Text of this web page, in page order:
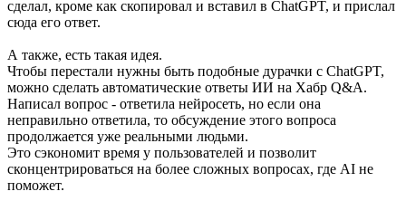
сделал, кроме как скопировал и вставил в ChatGPT, и прислал
сюда его ответ.
А также, есть такая идея.
Чтобы перестали нужны быть подобные дурачки с ChatGPT,
можно сделать автоматические ответы ИИ на Хабр Q&A.
Написал вопрос - ответила нейросеть, но если она
неправильно ответила, то обсуждение этого вопроса
продолжается уже реальными людьми.
Это сэкономит время у пользователей и позволит
сконцентрироваться на более сложных вопросах, где AI не
поможет.